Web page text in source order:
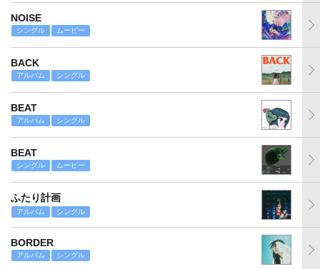
NOISE
シングル ムービー
BACK
アルバム シングル
BEAT
アルバム シングル
BEAT
シングル ムービー
ふたり計画
アルバム シングル
BORDER
アルバム シングル